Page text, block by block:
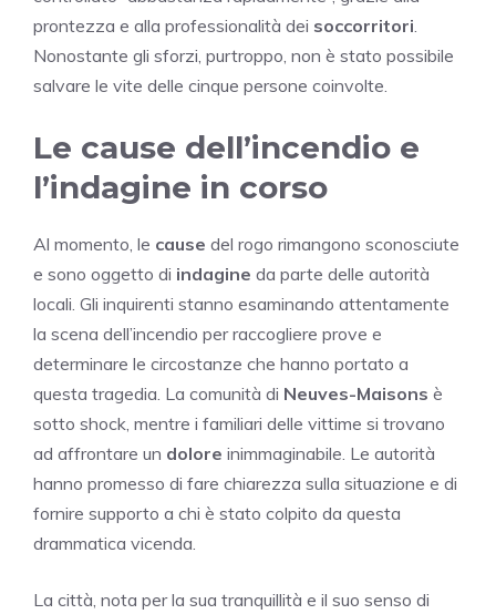
prontezza e alla professionalità dei soccorritori.
Nonostante gli sforzi, purtroppo, non è stato possibile
salvare le vite delle cinque persone coinvolte.
Le cause dell’incendio e
l’indagine in corso
Al momento, le cause del rogo rimangono sconosciute
e sono oggetto di indagine da parte delle autorità
locali. Gli inquirenti stanno esaminando attentamente
la scena dell’incendio per raccogliere prove e
determinare le circostanze che hanno portato a
questa tragedia. La comunità di Neuves-Maisons è
sotto shock, mentre i familiari delle vittime si trovano
ad affrontare un dolore inimmaginabile. Le autorità
hanno promesso di fare chiarezza sulla situazione e di
fornire supporto a chi è stato colpito da questa
drammatica vicenda.
La città, nota per la sua tranquillità e il suo senso di